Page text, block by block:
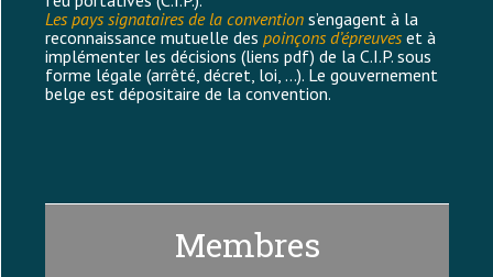
Les pays signataires de la convention s’engagent à la
reconnaissance mutuelle des poinçons d’épreuves et à
implémenter les décisions (liens pdf) de la C.I.P. sous
forme légale (arrêté, décret, loi, …). Le gouvernement
belge est dépositaire de la convention.
Membres